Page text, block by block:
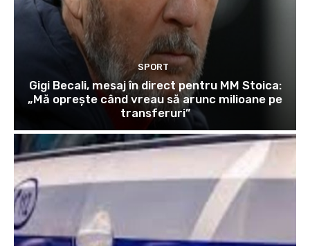
SPORT
Gigi Becali, mesaj în direct pentru MM Stoica:
„Mă oprește când vreau să arunc milioane pe
transferuri”